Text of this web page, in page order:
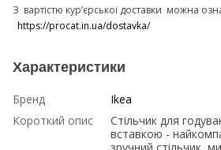
З вартістю кур’єрської доставки можна
https://procat.in.ua/dostavka/
Характеристики
Бренд
Ikea
Короткий опис
Стільчик для
вставкою -